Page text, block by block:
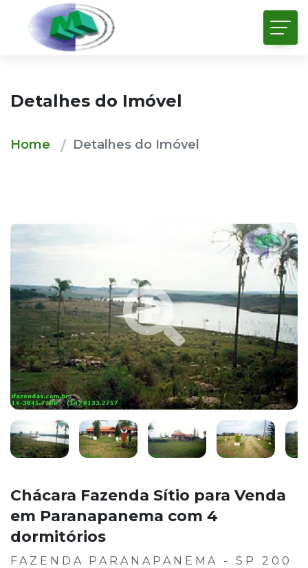
Detalhes do Imóvel
Home Detalhes do Imóvel
Chácara Fazenda Sítio para Venda
em Paranapanema com 4
dormitórios
FAZENDA PARANAPANEMA - SP 200